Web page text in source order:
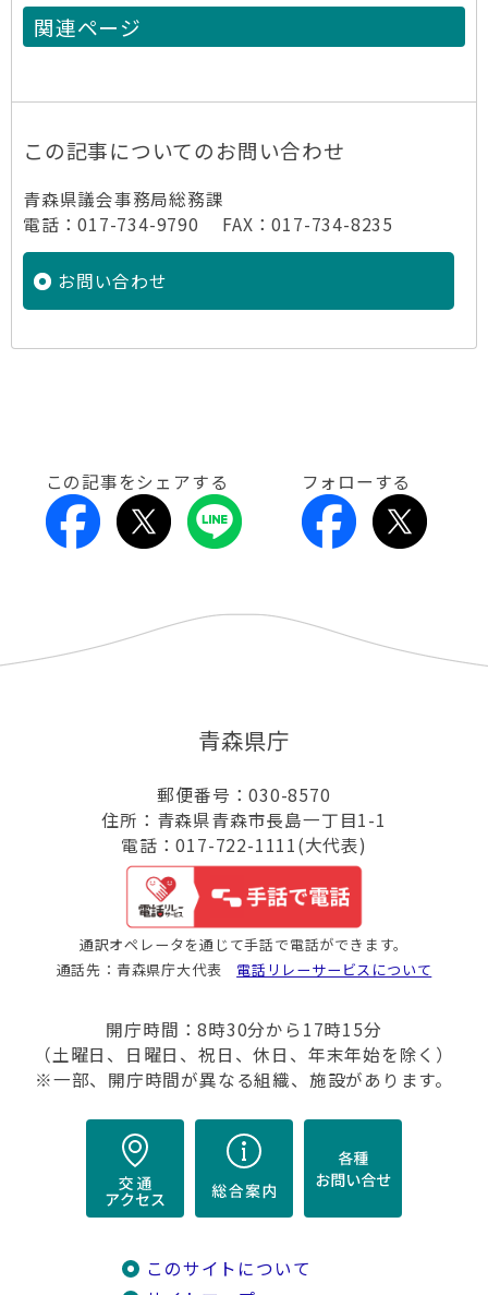
関連ページ
この記事についてのお問い合わせ
青森県議会事務局総務課
電話：017-734-9790 FAX：017-734-8235
お問い合わせ
この記事をシェアする フォローする
青森県庁
郵便番号：030-8570
住所：青森県青森市長島一丁目1-1
電話：017-722-1111(大代表)
通訳オペレータを通じて手話で電話ができます。
通話先：青森県庁大代表 電話リレーサービスについて
開庁時間：8時30分から17時15分
（土曜日、日曜日、祝日、休日、年末年始を除く）
※一部、開庁時間が異なる組織、施設があります。
このサイトについて